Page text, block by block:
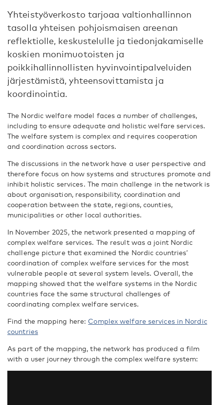
Yhteistyöverkosto tarjoaa valtionhallinnon
tasolla yhteisen pohjoismaisen areenan
reflektiolle, keskustelulle ja tiedonjakamiselle
koskien monimuotoisten ja
poikkihallinnollisten hyvinvointipalveluiden
järjestämistä, yhteensovittamista ja
koordinointia.
The Nordic welfare model faces a number of challenges,
including to ensure adequate and holistic welfare services.
The welfare system is complex and requires cooperation
and coordination across sectors.
The discussions in the network have a user perspective and
therefore focus on how systems and structures promote and
inhibit holistic services. The main challenge in the network is
about organisation, responsibility, coordination and
cooperation between the state, regions, counties,
municipalities or other local authorities.
In November 2025, the network presented a mapping of
complex welfare services. The result was a joint Nordic
challenge picture that examined the Nordic countries’
coordination of complex welfare services for the most
vulnerable people at several system levels. Overall, the
mapping showed that the welfare systems in the Nordic
countries face the same structural challenges of
coordinating complex welfare services.
Find the mapping here: Complex welfare services in Nordic
countries
As part of the mapping, the network has produced a film
with a user journey through the complex welfare system: